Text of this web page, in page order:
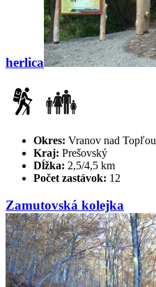
herlica
Okres: Vranov nad Topľou
Kraj: Prešovský
Dĺžka: 2,5/4,5 km
Počet zastávok: 12
Zamutovská kolejka